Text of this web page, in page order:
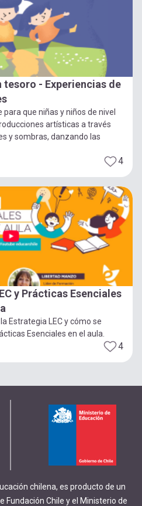
tesoro - Experiencias de
que niñas y niños de nivel
artísticas a través
y sombras, danzando las
4
y Prácticas Esenciales
Estrategia LEC y cómo se
Esenciales en el aula.
4
chilena, es producto de un
Fundación Chile y el Ministerio de